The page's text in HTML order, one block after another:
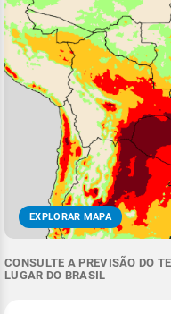
EXPLORAR MAPA
CONSULTE A PREVISÃO DO
LUGAR DO BRASIL